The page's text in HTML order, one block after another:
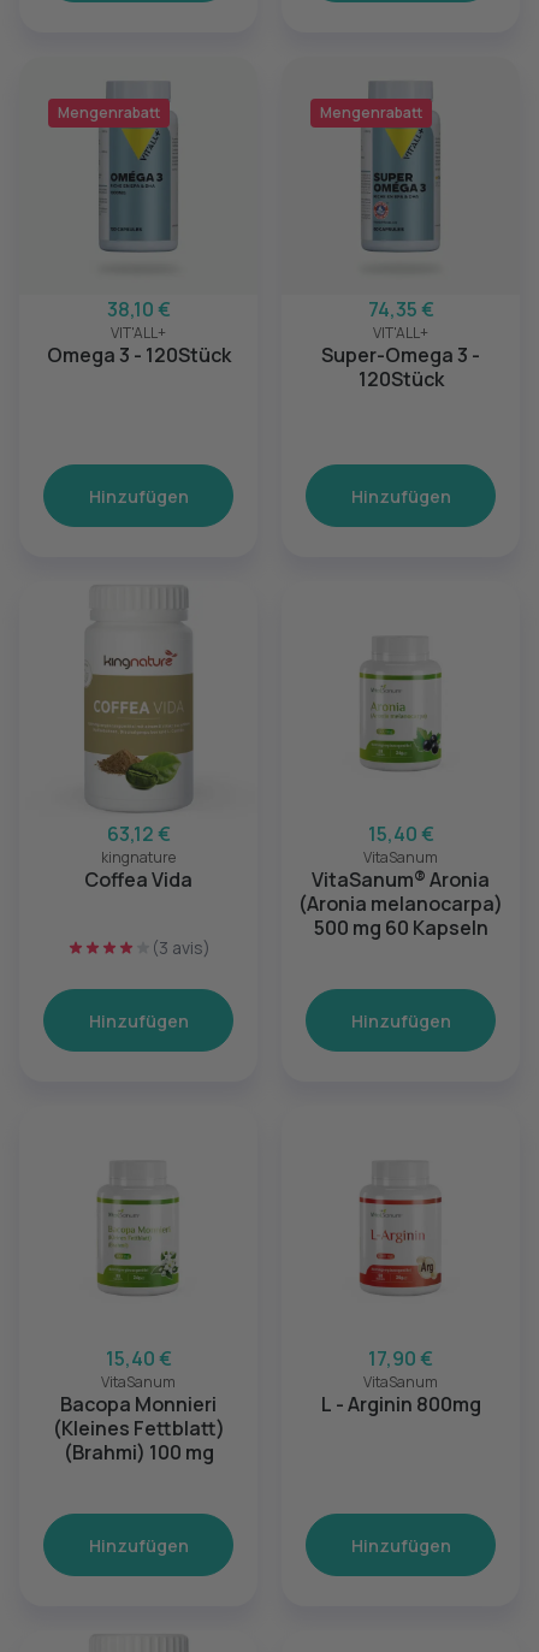
Mengenrabatt
38,10 €
VIT'ALL+
Omega 3 - 120Stück
Hinzufügen
Mengenrabatt
74,35 €
VIT'ALL+
Super-Omega 3 -
120Stück
Hinzufügen
63,12 €
kingnature
Coffea Vida
(3 avis)
Hinzufügen
15,40 €
VitaSanum
VitaSanum® Aronia
(Aronia melanocarpa)
500 mg 60 Kapseln
Hinzufügen
15,40 €
VitaSanum
Bacopa Monnieri
(Kleines Fettblatt)
(Brahmi) 100 mg
Hinzufügen
17,90 €
VitaSanum
L - Arginin 800mg
Hinzufügen